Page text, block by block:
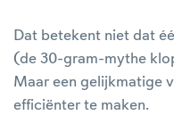
Dat betekent niet dat
(de 30-gram-mythe
Maar een gelijkmatige
efficiënter te maken.